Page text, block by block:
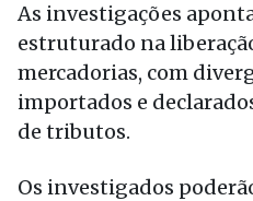
As investigações
estruturado na
mercadorias, com
importados e
de tributos.
Os investigados